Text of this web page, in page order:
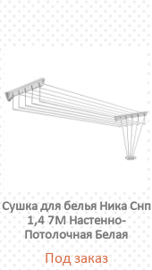
Сушка для белья Ника Снп
1,4 7М Настенно-
Потолочная Белая
Под заказ